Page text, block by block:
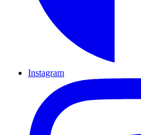
Instagram